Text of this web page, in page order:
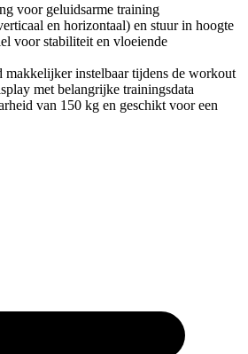
voor geluidsarme training
en horizontaal) en stuur in hoogte
voor stabiliteit en vloeiende
makkelijker instelbaar tijdens de workout
met belangrijke trainingsdata
van 150 kg en geschikt voor een